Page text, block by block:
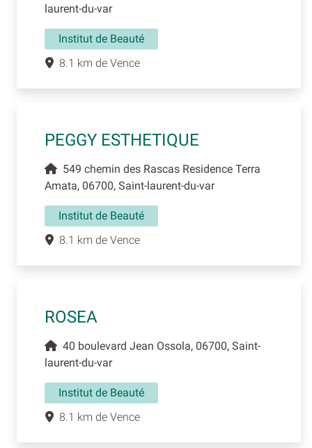
laurent-du-var
Institut de Beauté
8.1 km de Vence
PEGGY ESTHETIQUE
549 chemin des Rascas Residence Terra
Amata, 06700, Saint-laurent-du-var
Institut de Beauté
8.1 km de Vence
ROSEA
40 boulevard Jean Ossola, 06700, Saint-
laurent-du-var
Institut de Beauté
8.1 km de Vence